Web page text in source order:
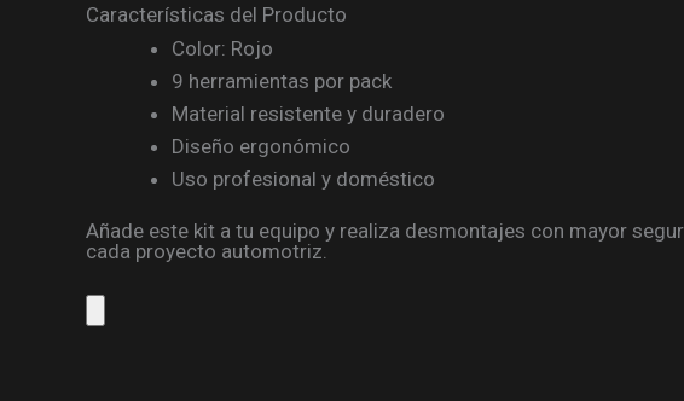
Características del Producto
Color: Rojo
9 herramientas por pack
Material resistente y duradero
Diseño ergonómico
Uso profesional y doméstico
Añade este kit a tu equipo y realiza desmontajes con mayor
cada proyecto automotriz.